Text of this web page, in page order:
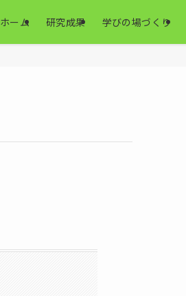
ホーム 研究成果 学びの場づくり